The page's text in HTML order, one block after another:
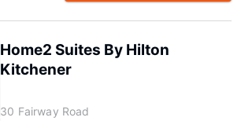
Home2 Suites By Hilton
Kitchener
30 Fairway Road